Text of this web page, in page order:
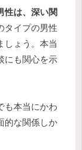
性は、深い関
タイプの男性
しょう。本当
にも関心を示
も本当にかわ
的な関係しか